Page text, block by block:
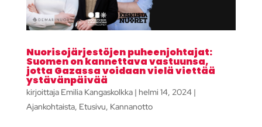
Nuorisojärjestöjen puheenjohtajat:
Suomen on kannettava vastuunsa,
jotta Gazassa voidaan vielä viettää
ystävänpäivää
kirjoittaja Emilia Kangaskolkka| helmi 14, 2024|
Ajankohtaista, Etusivu, Kannanotto